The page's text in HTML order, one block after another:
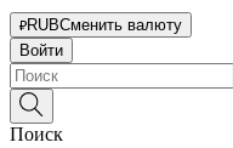
RUBСменить валюту
Войти
Поиск